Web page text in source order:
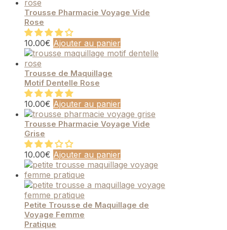
Trousse Pharmacie Voyage Vide
Rose
10.00€ Ajouter au panier
Trousse de Maquillage
Motif Dentelle Rose
10.00€ Ajouter au panier
Trousse Pharmacie Voyage Vide
Grise
10.00€ Ajouter au panier
Petite Trousse de Maquillage de
Voyage Femme
Pratique